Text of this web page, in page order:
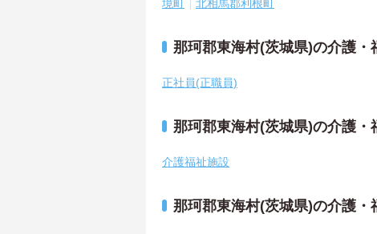
境町
北相馬郡利根町
那珂郡東海村(茨城県)の介護
正社員(正職員)
那珂郡東海村(茨城県)の介護
介護福祉施設
那珂郡東海村(茨城県)の介護